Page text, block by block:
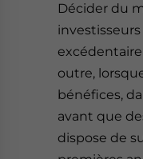
Décider du
outre,
bénéfices,
avant que
dispose de